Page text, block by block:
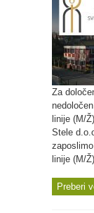
Za
linije (M/
Stele
linije (M/
Preberi